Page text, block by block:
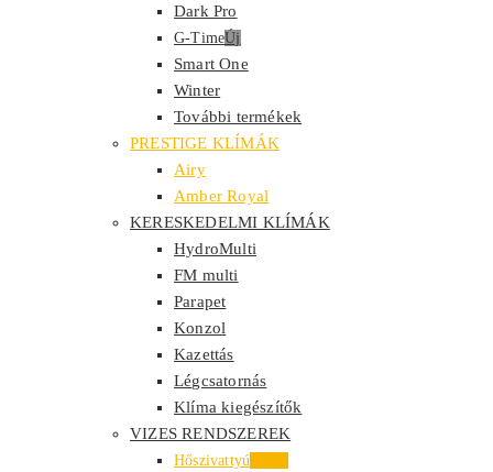
Dark Pro
G-TimeÚj
Smart One
Winter
További termékek
PRESTIGE KLÍMÁK
Airy
Amber Royal
KERESKEDELMI KLÍMÁK
HydroMulti
FM multi
Parapet
Konzol
Kazettás
Légcsatornás
Klíma kiegészítők
VIZES RENDSZEREK
Hőszivattyú